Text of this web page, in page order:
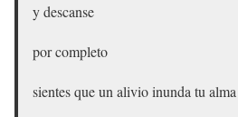
y descanse
por completo
sientes que un alivio inunda tu alma